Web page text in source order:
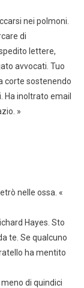
nei polmoni.
di
lettere,
avvocati. Tuo
corte sostenendo
Ha inoltrato email
»
nelle ossa. «
Hayes. Sto
te. Se qualcuno
ha mentito
di quindici